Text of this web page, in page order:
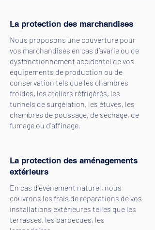
La protection des marchandises
Nous proposons une couverture pour
vos marchandises en cas d’avarie ou de
dysfonctionnement accidentel de vos
équipements de production ou de
conservation tels que les chambres
froides, les ateliers réfrigérés, les
tunnels de surgélation, les étuves, les
chambres de poussage, de séchage, de
fumage ou d'affinage.
La protection des aménagements
extérieurs
En cas d'événement naturel, nous
couvrons les frais de réparations de vos
installations extérieures telles que les
terrasses, les barbecues, les